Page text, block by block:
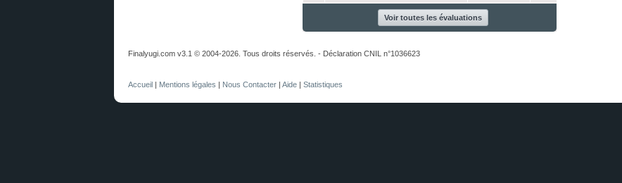
Voir toutes les évaluations
Finalyugi.com v3.1 © 2004-2026. Tous droits réservés. - Déclaration CNIL n°1036623
Accueil | Mentions légales | Nous Contacter | Aide | Statistiques